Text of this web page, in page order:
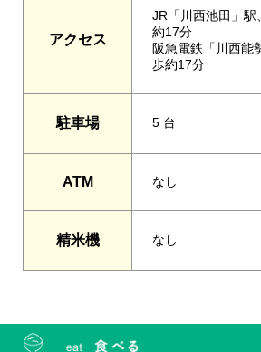
アクセス
JR「川西池田」駅
約17分
阪急電鉄「川西能
歩約17分
駐車場 5 台
ATM なし
精米機 なし